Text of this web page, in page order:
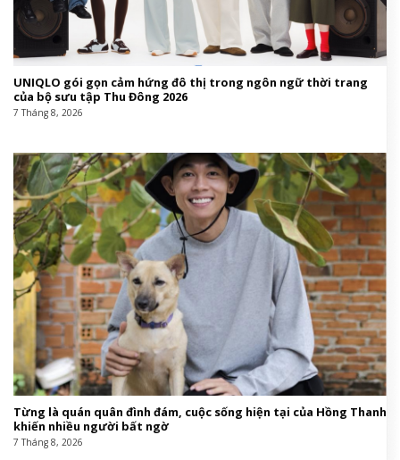
UNIQLO gói gọn cảm hứng đô thị trong ngôn ngữ thời trang
của bộ sưu tập Thu Đông 2026
7 Tháng 8, 2026
Từng là quán quân đình đám, cuộc sống hiện tại của Hồng Thanh
khiến nhiều người bất ngờ
7 Tháng 8, 2026